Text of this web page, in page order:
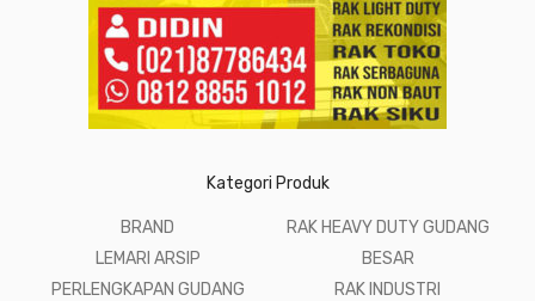
Kategori Produk
BRAND
LEMARI ARSIP
PERLENGKAPAN GUDANG
RAK HEAVY DUTY GUDANG
BESAR
RAK INDUSTRI